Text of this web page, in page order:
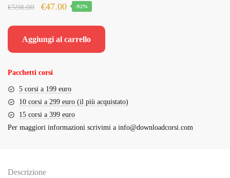
€598.00
Il
originale
€47.00Il
-92%
Aggiungi al carrello
Pacchetti corsi
5 corsi a 199 euro
10 corsi a 299 euro (il più acquistato)
15 corsi a 399 euro
Per maggiori informazioni scrivimi a info@downloadcorsi.com
Descrizione